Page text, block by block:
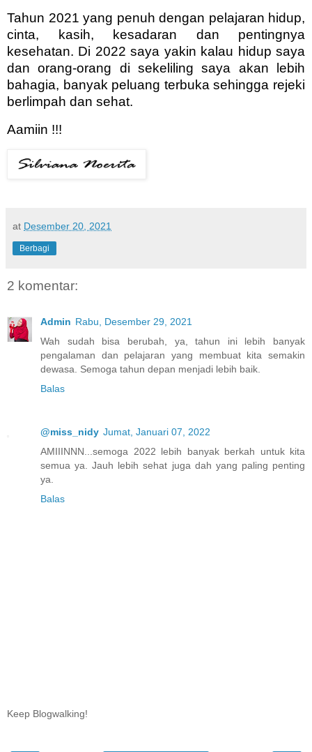
Tahun 2021 yang penuh dengan pelajaran hidup,
cinta, kasih, kesadaran dan pentingnya
kesehatan. Di 2022 saya yakin kalau hidup saya
dan orang-orang di sekeliling saya akan lebih
bahagia, banyak peluang terbuka sehingga rejeki
berlimpah dan sehat.
Aamiin !!!
at Desember 20, 2021
Berbagi
2 komentar:
Admin Rabu, Desember 29, 2021
Wah sudah bisa berubah, ya, tahun ini lebih banyak
pengalaman dan pelajaran yang membuat kita semakin
dewasa. Semoga tahun depan menjadi lebih baik.
Balas
@miss_nidy Jumat, Januari 07, 2022
AMIIINNN...semoga 2022 lebih banyak berkah untuk kita
semua ya. Jauh lebih sehat juga dah yang paling penting
ya.
Balas
Keep Blogwalking!